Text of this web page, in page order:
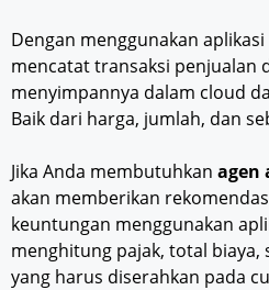
Dengan menggunakan aplikasi
mencatat transaksi penjualan
menyimpannya dalam cloud
Baik dari harga, jumlah, dan
Jika Anda membutuhkan agen
akan memberikan
keuntungan menggunakan
menghitung pajak, total
yang harus diserahkan pada